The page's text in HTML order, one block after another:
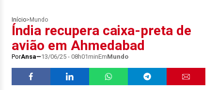
Início> Mundo
Índia recupera caixa-preta de
avião em Ahmedabad
PorAnsa 13/06/25 - 08h01minEmMundo